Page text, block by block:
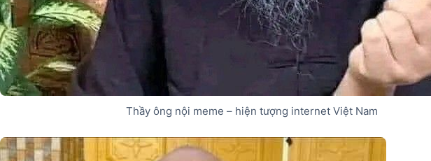
Thầy ông nội meme – hiện tượng internet Việt Nam